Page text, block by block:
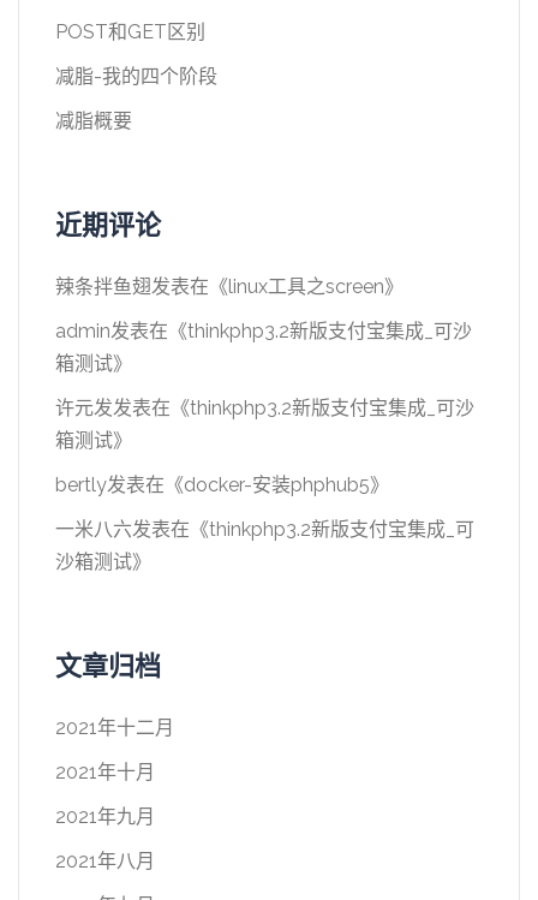
POST和GET区别
减脂-我的四个阶段
减脂概要
近期评论
辣条拌鱼翅发表在《linux工具之screen》
admin发表在《thinkphp3.2新版支付宝集成_可沙
箱测试》
许元发发表在《thinkphp3.2新版支付宝集成_可沙
箱测试》
bertly发表在《docker-安装phphub5》
一米八六发表在《thinkphp3.2新版支付宝集成_可
沙箱测试》
文章归档
2021年十二月
2021年十月
2021年九月
2021年八月